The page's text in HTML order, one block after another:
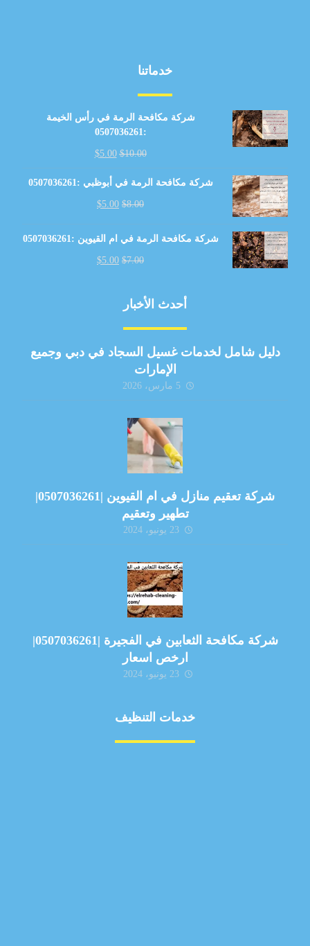
خدماتنا
شركة مكافحة الرمة في رأس الخيمة
:0507036261
$10.00
$5.00
شركة مكافحة الرمة في أبوظبي :0507036261
$8.00
$5.00
شركة مكافحة الرمة في ام القيوين :0507036261
$7.00
$5.00
أحدث الأخبار
دليل شامل لخدمات غسيل السجاد في دبي وجميع
الإمارات
5 مارس، 2026
شركة تعقيم منازل في ام القيوين |0507036261|
تطهير وتعقيم
23 يونيو، 2024
شركة مكافحة الثعابين في الفجيرة |0507036261|
ارخص اسعار
23 يونيو، 2024
خدمات التنظيف